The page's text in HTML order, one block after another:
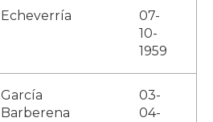
Echeverría
07-
10-
1959
García
Barberena
03-
04-